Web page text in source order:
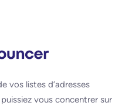
vos listes d’adresses
vous concentrer sur